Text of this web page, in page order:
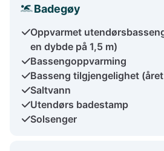
Badegøy
Oppvarmet
en dybde på 1,5 m)
Bassengoppvarming
Basseng tilgjengelighet
Saltvann
Utendørs badestamp
Solsenger